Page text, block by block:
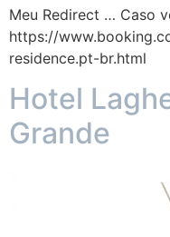
Meu Redirect … Caso
https://
residence.pt-br.html
Hotel
Grande